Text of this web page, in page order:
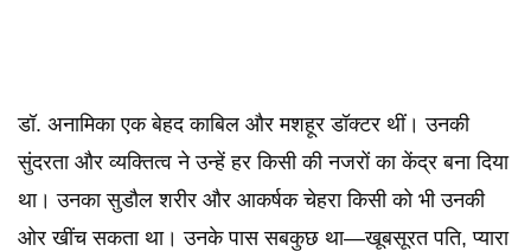
डॉ. अनामिका एक बेहद काबिल और मशहूर डॉक्टर थीं। उनकी
सुंदरता और व्यक्तित्व ने उन्हें हर किसी की नजरों का केंद्र बना दिया
था। उनका सुडौल शरीर और आकर्षक चेहरा किसी को भी उनकी
ओर खींच सकता था। उनके पास सबकुछ था—खूबसूरत पति, प्यारा